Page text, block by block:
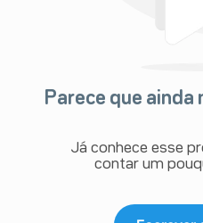
Parece que ainda
Já conhece esse
contar um